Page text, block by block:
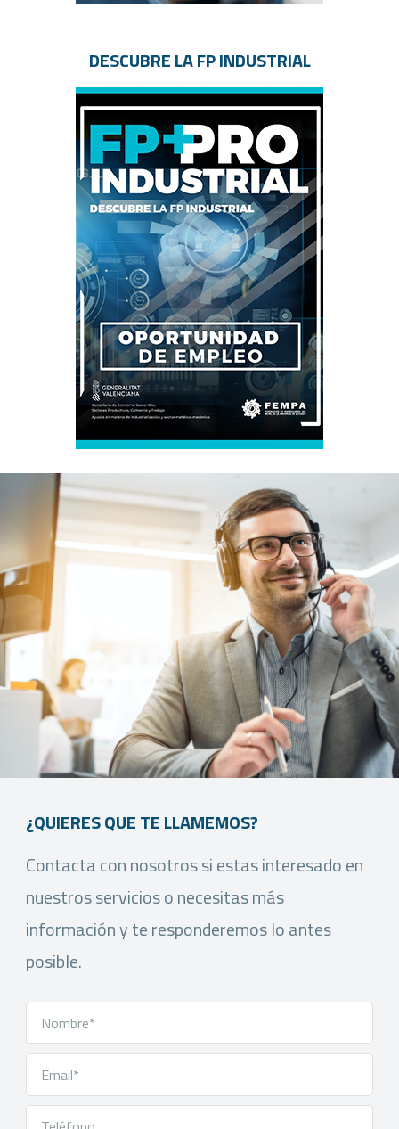
DESCUBRE LA FP INDUSTRIAL
¿QUIERES QUE TE LLAMEMOS?
Contacta con nosotros si estas interesado en
nuestros servicios o necesitas más
información y te responderemos lo antes
posible.